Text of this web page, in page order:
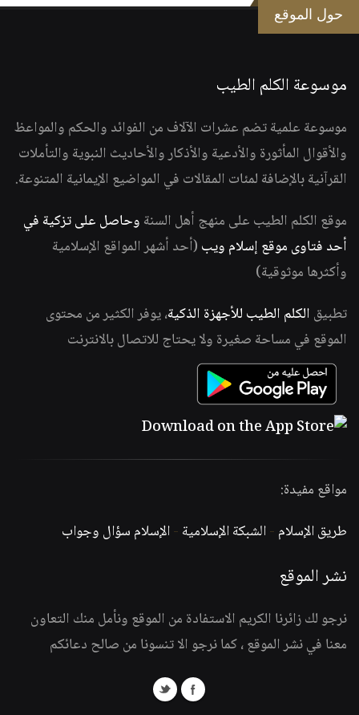
حول الموقع
موسوعة الكلم الطيب
موسوعة علمية تضم عشرات الآلاف من الفوائد والحكم والمواعظ
والأقوال المأثورة والأدعية والأذكار والأحاديث النبوية والتأملات
القرآنية بالإضافة لمئات المقالات في المواضيع الإيمانية المتنوعة.
موقع الكلم الطيب على منهج أهل السنة وحاصل على تزكية في
أحد فتاوى موقع إسلام ويب (أحد أشهر المواقع الإسلامية
وأكثرها موثوقية)
تطبيق الكلم الطيب للأجهزة الذكية، يوفر الكثير من محتوى
الموقع في مساحة صغيرة ولا يحتاج للاتصال بالانترنت
مواقع مفيدة:
طريق الإسلام -الشبكة الإسلامية -الإسلام سؤال وجواب
نشر الموقع
نرجو لك زائرنا الكريم الاستفادة من الموقع ونأمل منك التعاون
معنا في نشر الموقع ، كما نرجو الا تنسونا من صالح دعائكم